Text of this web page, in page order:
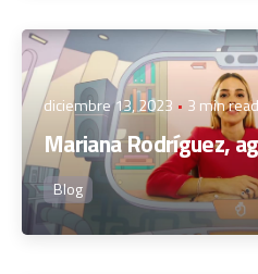
Posted by
admin
diciembre 13, 2023
3 min read
Mariana Rodríguez,
Blog